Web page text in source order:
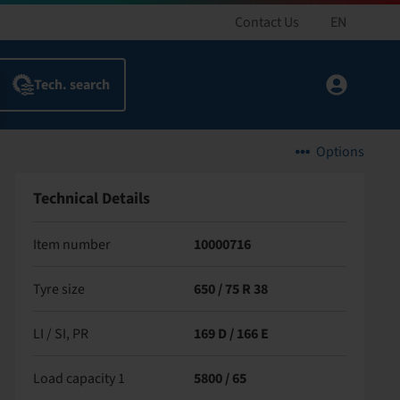
Contact Us EN
Options
Technical Details
Item number 10000716
Tyre size 650 / 75 R 38
LI / SI, PR 169 D / 166 E
Load capacity 1 5800 / 65